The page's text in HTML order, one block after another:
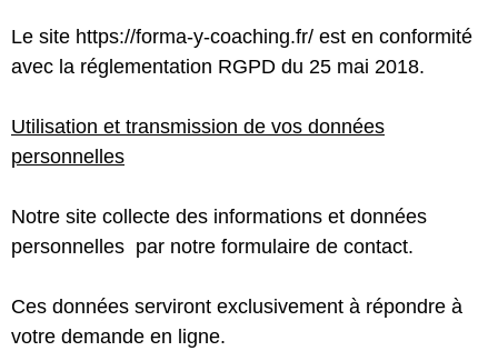
Le site https://forma-y-coaching.fr/ est en conformité
avec la réglementation RGPD du 25 mai 2018.
Utilisation et transmission de vos données
personnelles
Notre site collecte des informations et données
personnelles par notre formulaire de contact.
Ces données serviront exclusivement à répondre à
votre demande en ligne.